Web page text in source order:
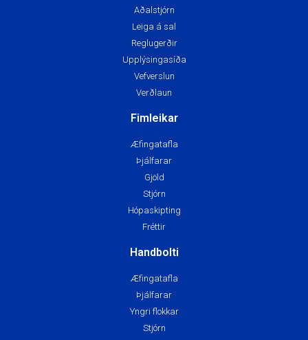
Aðalstjórn
Leiga á sal
Reglugerðir
Upplýsingasíða
Vefverslun
Verðlaun
Fimleikar
Æfingatafla
Þjálfarar
Gjöld
Stjórn
Hópaskipting
Fréttir
Handbolti
Æfingatafla
Þjálfarar
Yngri flokkar
Stjórn